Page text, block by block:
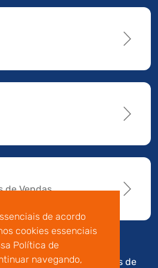
de acordo
cookies essenciais
Política de
navegando,
de Vendas
Termos de
Código de